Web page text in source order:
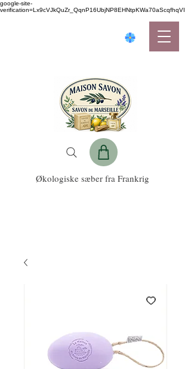
google-site-
verification=Lx9cVJkQuZr_QqnP16UbjNP8EHNtpKWa70aScqfhqVI
Økologiske sæber fra Frankrig